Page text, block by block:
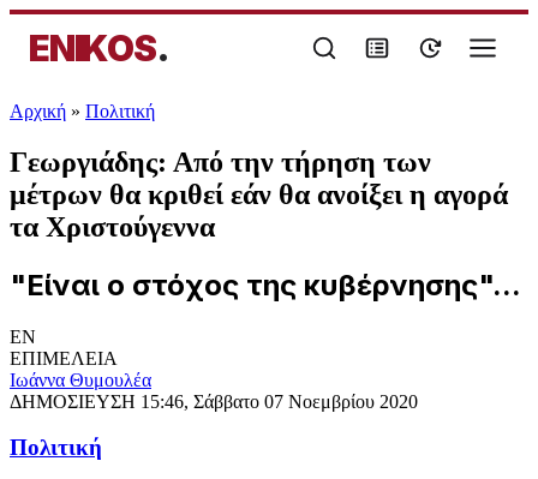
ENIKOS.
Αρχική » Πολιτική
Γεωργιάδης: Από την τήρηση των
μέτρων θα κριθεί εάν θα ανοίξει η αγορά
τα Χριστούγεννα
"Είναι ο στόχος της κυβέρνησης"...
EN
ΕΠΙΜΕΛΕΙΑ
Ιωάννα Θυμουλέα
ΔΗΜΟΣΙΕΥΣΗ 15:46, Σάββατο 07 Νοεμβρίου 2020
Πολιτική